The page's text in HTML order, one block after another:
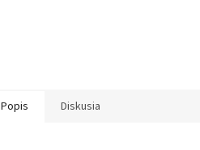
Popis Diskusia